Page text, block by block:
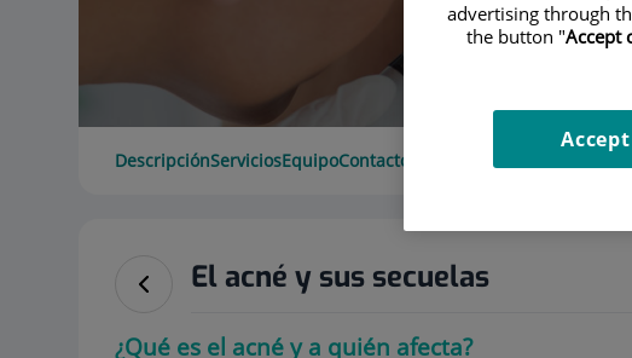
DescripciónServiciosEquipoContacto Datos de interés
El acné y sus secuelas
¿Qué es el acné y a quién afecta?
advertising through
the button "Accept
Accept